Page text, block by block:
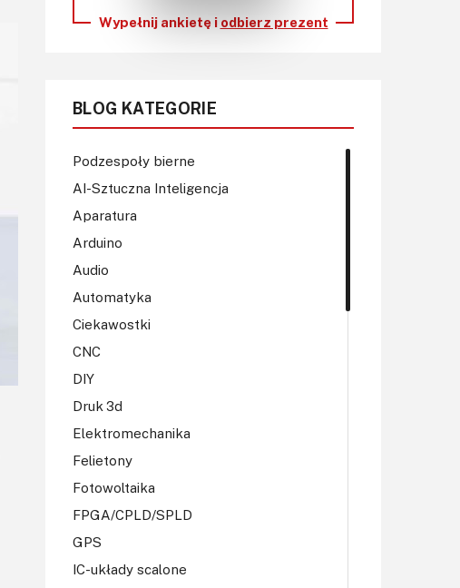
Do pobrania
Wypełnij ankietę i odbierz prezent
BLOG KATEGORIE
Podzespoły bierne
AI-Sztuczna Inteligencja
Aparatura
Arduino
Audio
Automatyka
Ciekawostki
CNC
DIY
Druk 3d
Elektromechanika
Felietony
Fotowoltaika
FPGA/CPLD/SPLD
GPS
IC-układy scalone